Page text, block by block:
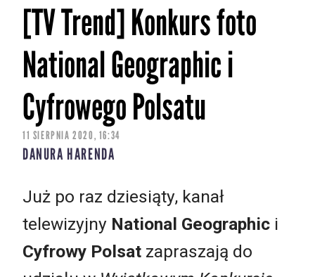
[TV Trend] Konkurs foto
National Geographic i
Cyfrowego Polsatu
11 SIERPNIA 2020, 16:34
DANURA HARENDA
Już po raz dziesiąty, kanał
telewizyjny National Geographic i
Cyfrowy Polsat zapraszają do